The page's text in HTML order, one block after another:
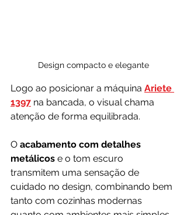
Design compacto e elegante
Logo ao posicionar a máquina Ariete
1397 na bancada, o visual chama
atenção de forma equilibrada.
O acabamento com detalhes
metálicos e o tom escuro
transmitem uma sensação de
cuidado no design, combinando bem
tanto com cozinhas modernas